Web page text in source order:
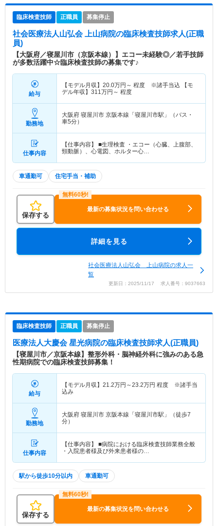
臨床検査技師 正職員 募集停止
社会医療法人山弘会 上山病院の臨床検査技師求人(正職
員)
【大阪府／寝屋川市（京阪本線）】エコー未経験◎／若手技師
が多数活躍中☆臨床検査技師の募集です♪
給与
【モデル月収】 20.0万円～ 程度 ※諸手当込 【モ
デル年収】 311万円～ 程度
勤務地
大阪府 寝屋川市 京阪本線「寝屋川市駅」（バス・
車5分）
仕事内容
【仕事内容】 ■生理検査 ・エコー（心臓、上腹部、
頸動脈）、心電図、ホルター心…
車通勤可 住宅手当・補助
保存する
最新の募集状況を問い合わせる
詳細を見る
社会医療法人山弘会 上山病院の求人一
覧
更新日：2025/11/17 求人番号：9037663
臨床検査技師 正職員 募集停止
医療法人大慶会 星光病院の臨床検査技師求人(正職員)
【寝屋川市／京阪本線】整形外科・脳神経外科に強みのある急
性期病院での臨床検査技師募集！
給与
【モデル月収】 21.2万円～23.2万円 程度 ※諸手当
込み
勤務地
大阪府 寝屋川市 京阪本線「寝屋川市駅」（徒歩7
分）
仕事内容
【仕事内容】 ■病院における臨床検査技師業務全般
・入院患者様及び外来患者様の…
駅から徒歩10分以内 車通勤可
保存する
最新の募集状況を問い合わせる